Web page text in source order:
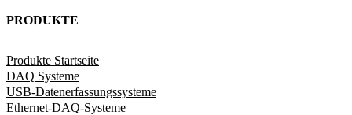
PRODUKTE
Produkte Startseite
DAQ Systeme
USB-Datenerfassungssysteme
Ethernet-DAQ-Systeme